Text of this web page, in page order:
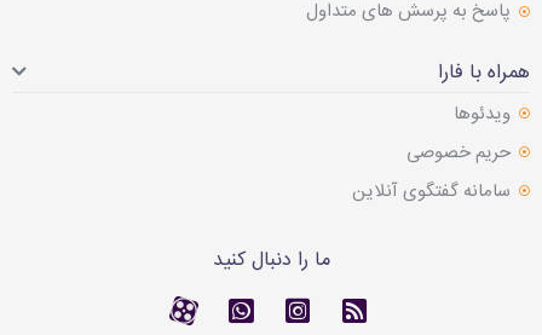
پاسخ به پرسش های متداول
همراه با فارا
ویدئوها
حریم خصوصی
سامانه گفتگوی آنلاین
ما را دنبال کنید
RSS کانال آپارات
تماس با واتس اپ
کانال آپارات